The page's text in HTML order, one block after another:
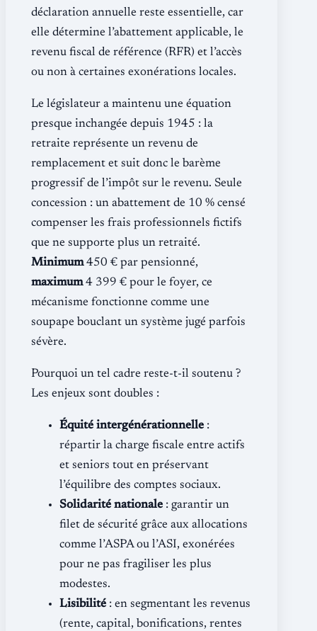
déclaration annuelle reste essentielle, car
elle détermine l’abattement applicable, le
revenu fiscal de référence (RFR) et l’accès
ou non à certaines exonérations locales.
Le législateur a maintenu une équation
presque inchangée depuis 1945 : la
retraite représente un revenu de
remplacement et suit donc le barème
progressif de l’impôt sur le revenu. Seule
concession : un abattement de 10 % censé
compenser les frais professionnels fictifs
que ne supporte plus un retraité.
Minimum450 € par pensionné,
maximum4 399 € pour le foyer, ce
mécanisme fonctionne comme une
soupape bouclant un système jugé parfois
sévère.
Pourquoi un tel cadre reste-t-il soutenu ?
Les enjeux sont doubles :
Équité intergénérationnelle :
répartir la charge fiscale entre actifs
et seniors tout en préservant
l’équilibre des comptes sociaux.
Solidarité nationale : garantir un
filet de sécurité grâce aux allocations
comme l’ASPA ou l’ASI, exonérées
pour ne pas fragiliser les plus
modestes.
Lisibilité : en segmentant les revenus
(rente, capital, bonifications, rentes